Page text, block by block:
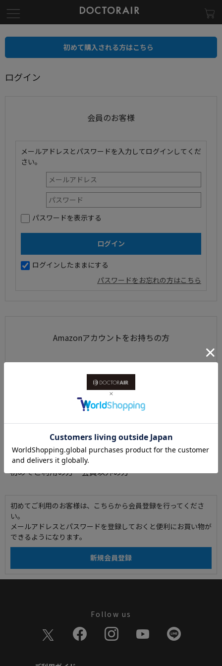
初めて購入される方はこちら
ログイン
会員のお客様
メールアドレスとパスワードを入力してログインしてくだ
さい。
パスワードを表示する
ログインしたままにする
パスワードをお忘れの方はこちら
Amazonアカウントをお持ちの方
Amazonアカウントを利用して会員登録されたお客様は、
AmazonのID、パスワードで、ログインすることができます。
初めてご利用の方・会員以外の方
初めてご利用のお客様は、こちらから会員登録を行ってくださ
い。
メールアドレスとパスワードを登録しておくと便利にお買い物が
できるようになります。
Follow us